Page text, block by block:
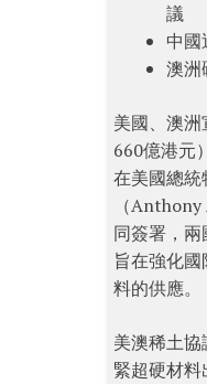
議
中
澳洲
美國、澳
660億港元
在美國總
（
同簽署，兩
旨在強化
料的供應。
美澳稀土
緊超硬材